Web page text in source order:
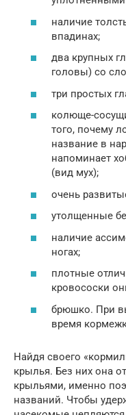
наличие
впадинах;
два крупных
головы) со
три простых
колюще-
того, почему
название в
напоминает
(вид мух);
очень
утолщенные
наличие
ногах;
плотные
кровососки
брюшко. При
время
Найдя своего
крылья. Без них она
крыльями, именно
названий. Чтобы